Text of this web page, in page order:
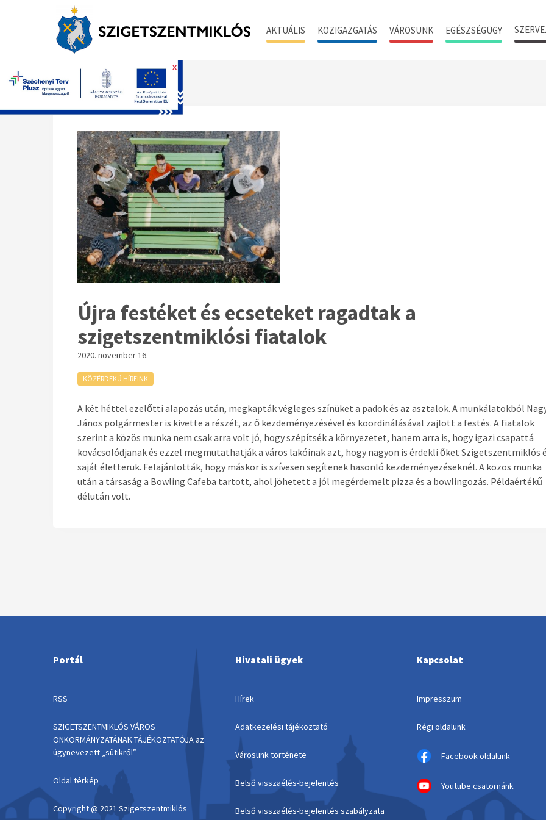
AKTUÁLIS KÖZIGAZGATÁS VÁROSUNK EGÉSZSÉGÜGY
x
Főoldal
Újra festéket és ecseteket ragadtak a
szigetszentmiklósi fiatalok
2020. november 16.
KÖZÉRDEKŰ HÍREINK
A két héttel ezelőtti alapozás után, megkapták végleges színüket a padok és az asztalok. A munkálatokból
János polgármester is kivette a részét, az ő kezdeményezésével és koordinálásával zajlott a festés. A fiatalok
szerint a közös munka nem csak arra volt jó, hogy szépítsék a környezetet, hanem arra is, hogy igazi csapattá
kovácsolódjanak és ezzel megmutathatják a város lakóinak azt, hogy nagyon is érdekli őket Szigetszentmiklós
saját életterük. Felajánlották, hogy máskor is szívesen segítenek hasonló kezdeményezéseknél. A közös munka
után a társaság a Bowling Cafeba tartott, ahol jöhetett a jól megérdemelt pizza és a bowlingozás. Példaértékű
délután volt.
Portál
RSS
SZIGETSZENTMIKLÓS VÁROS
ÖNKORMÁNYZATÁNAK TÁJÉKOZTATÓJA az
úgynevezett „sütikről”
Oldal térkép
Copyright @ 2021 Szigetszentmiklós
Hivatali ügyek
Hírek
Adatkezelési tájékoztató
Városunk története
Belső visszaélés-bejelentés
Belső visszaélés-bejelentés szabályzata
Kapcsolat
Impresszum
Régi oldalunk
Facebook oldalunk
Youtube csatornánk